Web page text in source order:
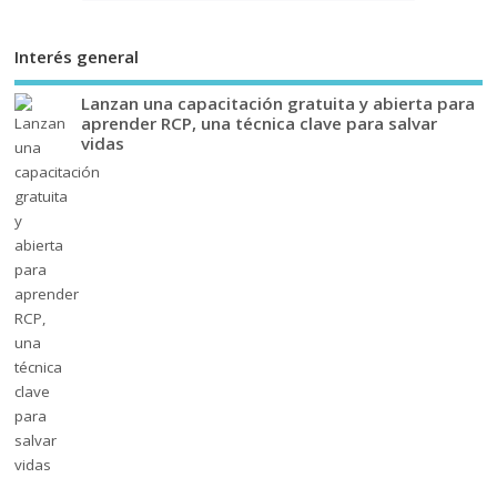
Interés general
Lanzan una capacitación gratuita y abierta para
aprender RCP, una técnica clave para salvar
vidas